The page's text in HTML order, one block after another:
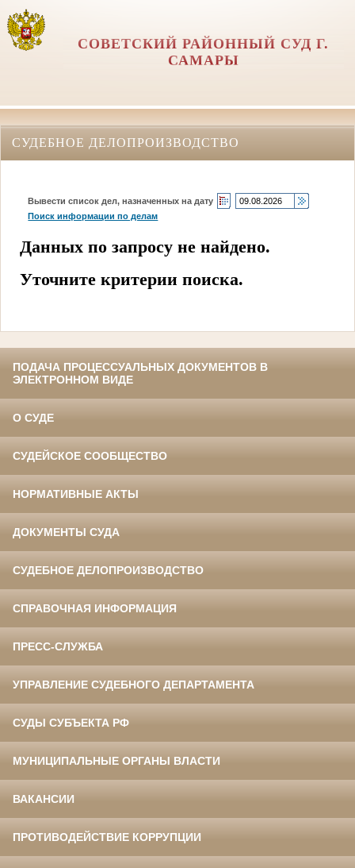
СОВЕТСКИЙ РАЙОННЫЙ СУД Г.
САМАРЫ
СУДЕБНОЕ ДЕЛОПРОИЗВОДСТВО
Вывести список дел, назначенных на дату
Поиск информации по делам
Данных по запросу не найдено.
Уточните критерии поиска.
ПОДАЧА ПРОЦЕССУАЛЬНЫХ ДОКУМЕНТОВ В
ЭЛЕКТРОННОМ ВИДЕ
О СУДЕ
СУДЕЙСКОЕ СООБЩЕСТВО
НОРМАТИВНЫЕ АКТЫ
ДОКУМЕНТЫ СУДА
СУДЕБНОЕ ДЕЛОПРОИЗВОДСТВО
СПРАВОЧНАЯ ИНФОРМАЦИЯ
ПРЕСС-СЛУЖБА
УПРАВЛЕНИЕ СУДЕБНОГО ДЕПАРТАМЕНТА
СУДЫ СУБЪЕКТА РФ
МУНИЦИПАЛЬНЫЕ ОРГАНЫ ВЛАСТИ
ВАКАНСИИ
ПРОТИВОДЕЙСТВИЕ КОРРУПЦИИ